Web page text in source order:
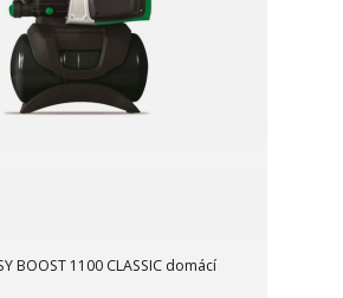
BOOST 1100 CLASSIC domácí